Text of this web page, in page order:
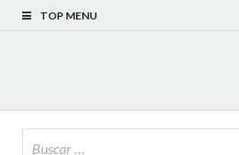
TOP MENU